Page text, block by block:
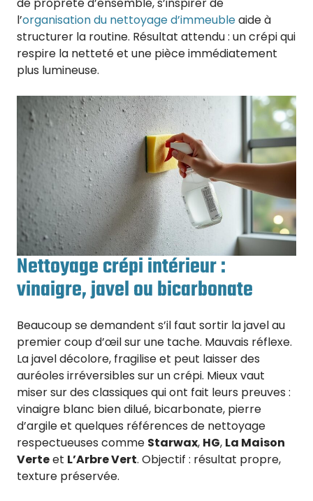
de propreté d’ensemble, s’inspirer de
l’organisation du nettoyage d’immeubleaide à
structurer la routine. Résultat attendu : un crépi qui
respire la netteté et une pièce immédiatement
plus lumineuse.
Nettoyage crépi intérieur :
vinaigre, javel ou bicarbonate
Beaucoup se demandent s’il faut sortir la javel au
premier coup d’œil sur une tache. Mauvais réflexe.
La javel décolore, fragilise et peut laisser des
auréoles irréversibles sur un crépi. Mieux vaut
miser sur des classiques qui ont fait leurs preuves :
vinaigre blanc bien dilué, bicarbonate, pierre
d’argile et quelques références de nettoyage
respectueuses comme Starwax, HG, La Maison
Verteet L’Arbre Vert. Objectif : résultat propre,
texture préservée.